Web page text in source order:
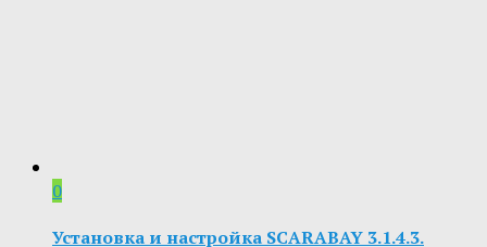
0
Установка и настройка SCARABAY 3.1.4.3.